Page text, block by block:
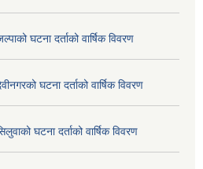
घटना दर्ताको वार्षिक विवरण
घटना दर्ताको वार्षिक विवरण
घटना दर्ताको वार्षिक विवरण